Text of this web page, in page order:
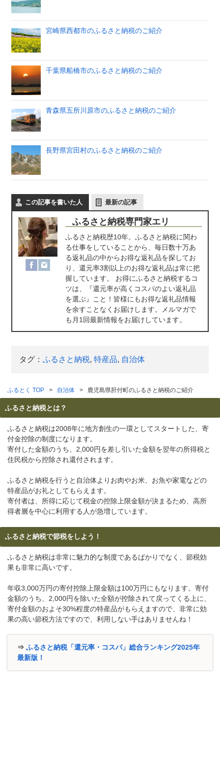
宮崎県西都市のふるさと納税のご紹介
千葉県船橋市のふるさと納税のご紹介
青森県五所川原市のふるさと納税のご紹介
長野県宮田村のふるさと納税のご紹介
この記事を書いた人 最新の記事
ふるさと納税専門家エリ
ふるさと納税歴10年。ふるさと納税に関わ
る仕事をしていることから、毎日数十万あ
る返礼品の中からお得な返礼品を探してお
り、還元率3割以上のお得な返礼品は常に把
握しています。 お得にふるさと納税するコ
ツは、『還元率が高くコスパのよい返礼品
を選ぶ』こと！皆様にもお得な返礼品情報
を余すことなくお届けします。メルマガで
も月1回最新情報をお届けしています。
タグ： ふるさと納税, 特産品, 自治体
ふるとく TOP 自治体 鹿児島県肝付町のふるさと納税のご紹介
ふるさと納税とは？
ふるさと納税は2008年に地方創生の一環としてスタートした、寄
付金控除の制度になります。
寄付した金額のうち、2,000円を差し引いた金額を翌年の所得税と
住民税から控除され還付されます。
ふるさと納税を行うと自治体よりお肉やお米、お魚や家電などの
特産品がお礼としてもらえます。
寄付者は、所得に応じて税金の控除上限金額が決まるため、高所
得者層を中心に利用する人が急増しています。
ふるさと納税で節税をしよう！
ふるさと納税は非常に魅力的な制度であるばかりでなく、節税効
果も非常に高いです。
年収3,000万円の寄付控除上限金額は100万円にもなります。寄付
金額のうち、2,000円を除いた全額が控除されて戻ってくる上に、
寄付金額のおよそ30%程度の特産品がもらえますので、非常に効
果の高い節税方法ですので、利用しない手はありませんね！
⇒ ふるさと納税「還元率・コスパ」総合ランキング2025年
最新版！